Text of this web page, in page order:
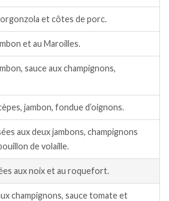
et côtes de porc.
et au Maroilles.
sauce aux champignons,
jambon, fondue d’oignons.
aux deux jambons, champignons
de volaille.
aux noix et au roquefort.
champignons, sauce tomate et